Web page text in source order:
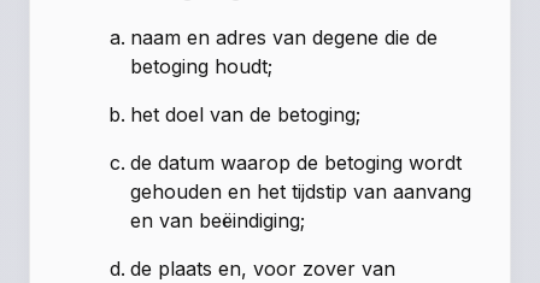
naam en adres van degene die de
betoging houdt;
het doel van de betoging;
de datum waarop de betoging wordt
gehouden en het tijdstip van aanvang
en van beëindiging;
de plaats en, voor zover van